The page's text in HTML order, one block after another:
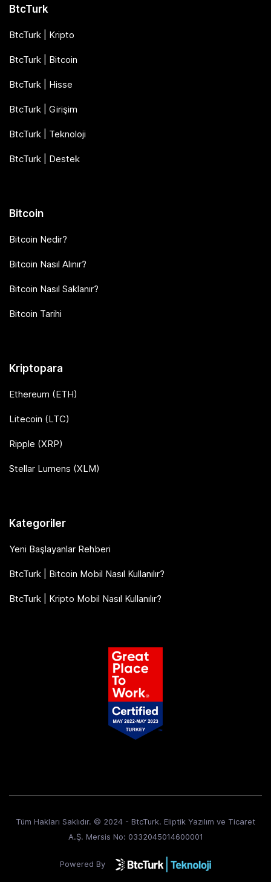
BtcTurk
BtcTurk | Kripto
BtcTurk | Bitcoin
BtcTurk | Hisse
BtcTurk | Girişim
BtcTurk | Teknoloji
BtcTurk | Destek
Bitcoin
Bitcoin Nedir?
Bitcoin Nasıl Alınır?
Bitcoin Nasıl Saklanır?
Bitcoin Tarihi
Kriptopara
Ethereum (ETH)
Litecoin (LTC)
Ripple (XRP)
Stellar Lumens (XLM)
Kategoriler
Yeni Başlayanlar Rehberi
BtcTurk | Bitcoin Mobil Nasıl Kullanılır?
BtcTurk | Kripto Mobil Nasıl Kullanılır?
Tüm Hakları Saklıdır. © 2024 - BtcTurk. Eliptik Yazılım ve Ticaret
A.Ş. Mersis No: 0332045014600001
Powered By